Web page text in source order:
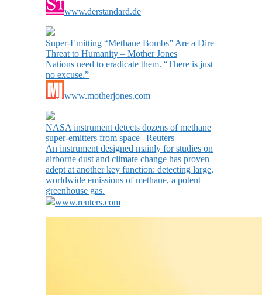
www.derstandard.de
Super-Emitting “Methane Bombs” Are a Dire
Threat to Humanity – Mother Jones
Nations need to eradicate them. “There is just
no excuse.”
www.motherjones.com
NASA instrument detects dozens of methane
super-emitters from space | Reuters
An instrument designed mainly for studies on
airborne dust and climate change has proven
adept at another key function: detecting large,
worldwide emissions of methane, a potent
greenhouse gas.
www.reuters.com